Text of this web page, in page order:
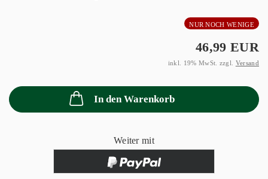
NUR NOCH WENIGE
46,99 EUR
inkl. 19% MwSt. zzgl. Versand
In den Warenkorb
Weiter mit